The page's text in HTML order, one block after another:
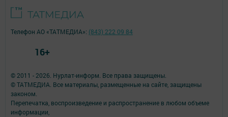
© 2011 - 2026. Нурлат-⁠информ. Все права защищены.
© ТАТМЕДИА. Все материалы, размещенные на сайте, защищены
законом.
Перепечатка, воспроизведение и распространение в любом объеме
информации,
Телефон АО «ТАТМЕДИА»: (843) 222 09 84
16+